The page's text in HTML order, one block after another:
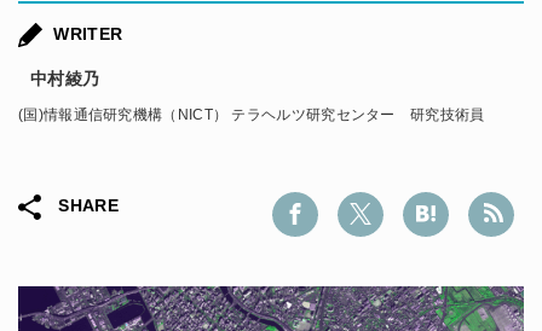
WRITER
中村綾乃
(国)情報通信研究機構（NICT） テラヘルツ研究センター 研究技術員
SHARE